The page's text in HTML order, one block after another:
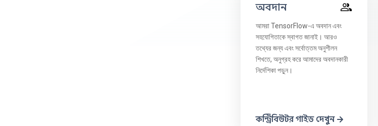
অবদান
আমরা TensorFlow-এ অবদান এবং
সহযোগিতাকে স্বাগত জানাই। আরও
তথ্যের জন্য এবং সর্বোত্তম অনুশীলন
শিখতে, অনুগ্রহ করে আমাদের অবদানকারী
নির্দেশিকা পড়ুন।
কন্ট্রিবিউটর গাইড দেখুন